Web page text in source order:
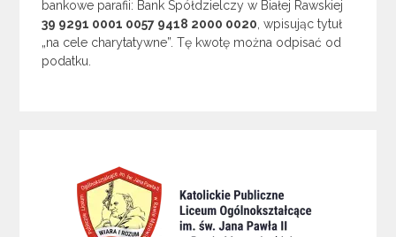
bankowe parafii: Bank Spółdzielczy w Białej Rawskiej
39 9291 0001 0057 9418 2000 0020 , wpisując tytuł
„na cele charytatywne”. Tę kwotę można odpisać od
podatku.